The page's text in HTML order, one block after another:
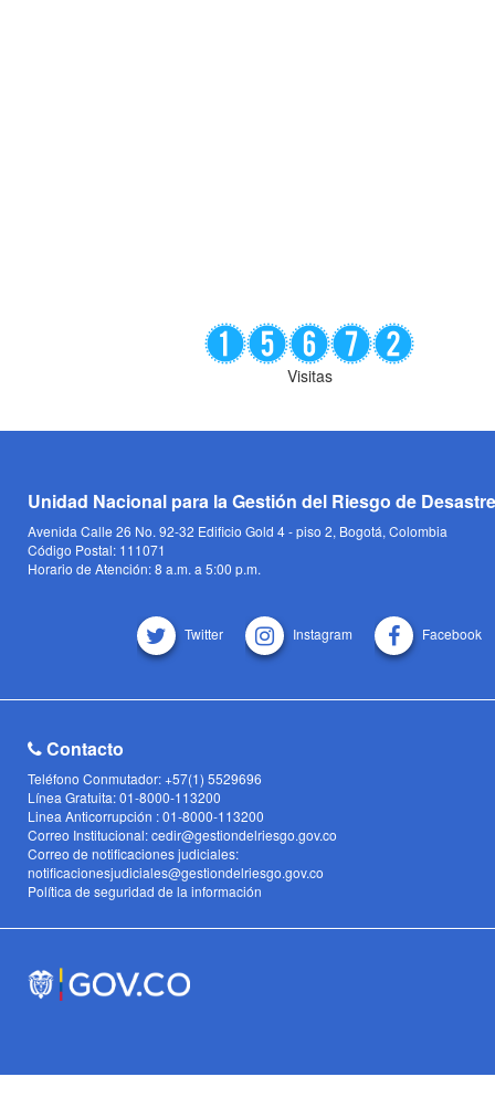
Visitas
Unidad Nacional para la Gestión del Riesgo de
Avenida Calle 26 No. 92-32 Edificio Gold 4 - piso 2, Bogotá, Colombia
Código Postal: 111071
Horario de Atención: 8 a.m. a 5:00 p.m.
Twitter Instagram Facebook
Contacto
Teléfono Conmutador: +57(1) 5529696
Línea Gratuita: 01-8000-113200
Linea Anticorrupción : 01-8000-113200
Correo Institucional: cedir@gestiondelriesgo.gov.co
Correo de notificaciones judiciales:
notificacionesjudiciales@gestiondelriesgo.gov.co
Política de seguridad de la información